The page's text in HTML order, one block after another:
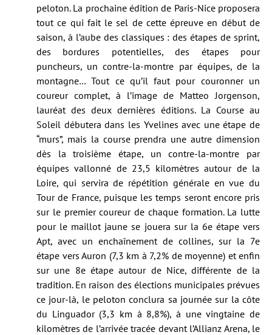
peloton. La prochaine édition de Paris-Nice proposera
tout ce qui fait le sel de cette épreuve en début de
saison, à l’aube des classiques : des étapes de sprint,
des bordures potentielles, des étapes pour
puncheurs, un contre-la-montre par équipes, de la
montagne… Tout ce qu’il faut pour couronner un
coureur complet, à l’image de Matteo Jorgenson,
lauréat des deux dernières éditions. La Course au
Soleil débutera dans les Yvelines avec une étape de
“murs”, mais la course prendra une autre dimension
dès la troisième étape, un contre-la-montre par
équipes vallonné de 23,5 kilomètres autour de la
Loire, qui servira de répétition générale en vue du
Tour de France, puisque les temps seront encore pris
sur le premier coureur de chaque formation. La lutte
pour le maillot jaune se jouera sur la 6e étape vers
Apt, avec un enchaînement de collines, sur la 7e
étape vers Auron (7,3 km à 7,2% de moyenne) et enfin
sur une 8e étape autour de Nice, différente de la
tradition. En raison des élections municipales prévues
ce jour-là, le peloton conclura sa journée sur la côte
du Linguador (3,3 km à 8,8%), à une vingtaine de
kilomètres de l’arrivée tracée devant l’Allianz Arena, le